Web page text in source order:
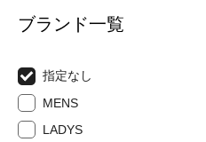
ブランド一覧
指定なし
MENS
LADYS